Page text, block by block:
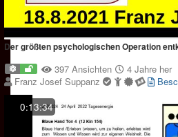
Der größten psychologischen Operation
397 Ansichten
4 Jahre her
Franz Josef Suppanz
0:13:34